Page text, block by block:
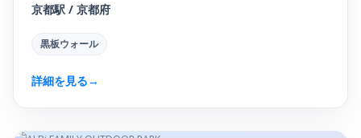
京都駅 / 京都府
黒板ウォール
詳細を見る→